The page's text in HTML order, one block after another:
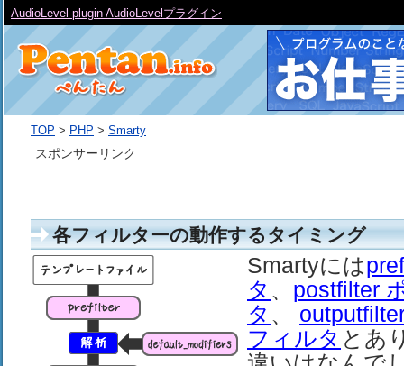
TOP > PHP > Smarty
各フィルターの動作するタイミング
Smartyには
タ 、 postfilter
タ 、
フィルタ とあ
スポンサーリンク
AudioLevel plugin AudioLevelプラグイン